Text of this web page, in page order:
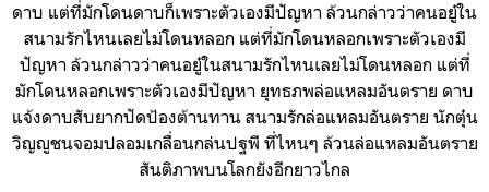
ดาบ แต่ที่มักโดนดาบก็เพราะตัวเองมีปัญหา ล้วนกล่าวว่าคนอยู๋ใน
สนามรักไหนเลยไม่โดนหลอก แต่ที่มักโดนหลอกเพราะตัวเองมี
ปัญหา ล้วนกล่าวว่าคนอยู๋ในสนามรักไหนเลยไม่โดนหลอก แต่ที่
มักโดนหลอกเพราะตัวเองมีปัญหา ยุทธภพล่อแหลมอันตราย ดาบ
แจ้งดาบสับยากปัดป้องต้านทาน สนามรักล่อแหลมอันตราย นักตุ๋น
วิญญูชนจอมปลอมเกลื่อนกล่นปฐพี ที่ไหนๆ ล้วนล่อแหลมอันตราย
สันติภาพบนโลกยังอีกยาวไกล